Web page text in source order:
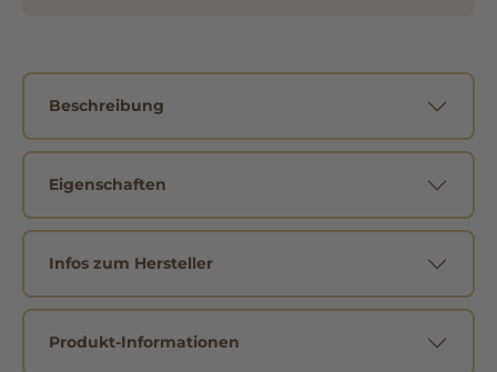
Beschreibung
Eigenschaften
Infos zum Hersteller
Produkt-Informationen